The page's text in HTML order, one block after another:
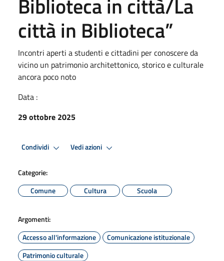
città in Biblioteca”
Incontri aperti a studenti e cittadini per conoscere da
vicino un patrimonio architettonico, storico e culturale
ancora poco noto
Data :
29 ottobre 2025
Condividi Vedi azioni
Categorie:
Comune
Cultura Scuola
Argomenti:
Accesso all'informazione
Comunicazione istituzionale
Patrimonio culturale